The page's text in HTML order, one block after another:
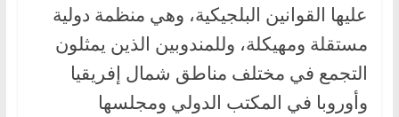
عليها القوانين البلجيكية، وهي منظمة دولية
مستقلة ومهيكلة، وللمندوبين الذين يمثلون
التجمع في مختلف مناطق شمال إفريقيا
وأوروبا في المكتب الدولي ومجلسها